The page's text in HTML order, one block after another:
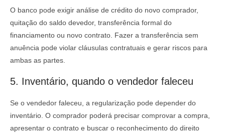
O banco pode exigir análise de crédito do novo comprador,
quitação do saldo devedor, transferência formal do
financiamento ou novo contrato. Fazer a transferência sem
anuência pode violar cláusulas contratuais e gerar riscos para
ambas as partes.
5. Inventário, quando o vendedor faleceu
Se o vendedor faleceu, a regularização pode depender do
inventário. O comprador poderá precisar comprovar a compra,
apresentar o contrato e buscar o reconhecimento do direito